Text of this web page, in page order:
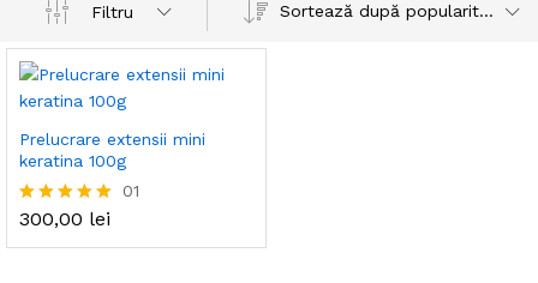
Filtru Sortează după popularitatea vânzărilor
Prelucrare extensii mini
keratina 100g
Evaluat la
01
300,00 lei